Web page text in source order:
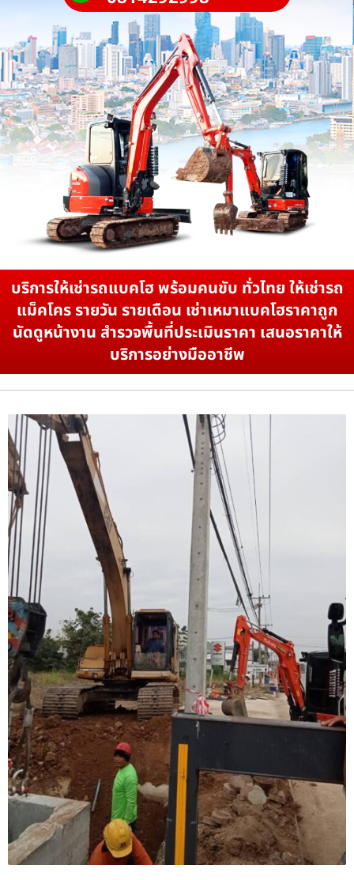
บริการให้เช่ารถแบคโฮ พร้อมคนขับ ทั่วไทย ให้เช่ารถ
แม็คโคร รายวัน รายเดือน เช่าเหมาแบคโฮราคาถูก
นัดดูหน้างาน สำรวจพื้นที่ประเมินราคา เสนอราคาให้
บริการอย่างมืออาชีพ